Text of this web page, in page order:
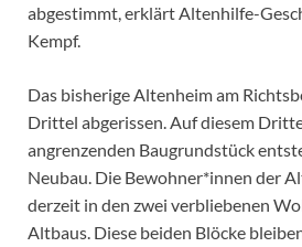
abgestimmt, erklärt Altenhilfe-
Kempf.
Das bisherige Altenheim am
Drittel abgerissen. Auf diesem
angrenzenden Baugrundstück
Neubau. Die Bewohner*innen der
derzeit in den zwei verbliebenen
Altbaus. Diese beiden Blöcke